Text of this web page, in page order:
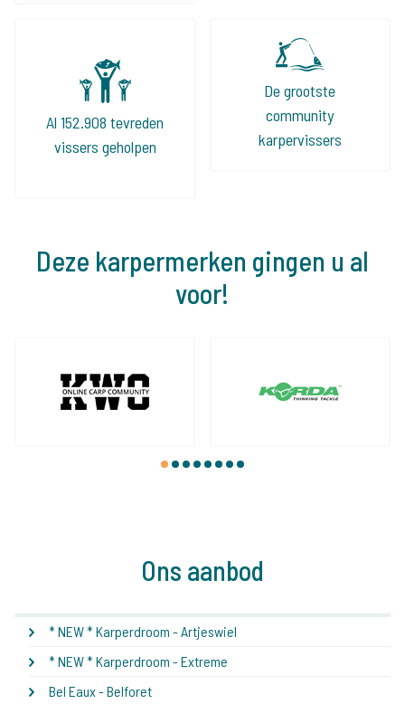
Al 152.908 tevreden
vissers geholpen
De grootste
community
karpervissers
Deze karpermerken gingen u al
voor!
1 2 3 4 5 6 7 8
Ons aanbod
* NEW * Karperdroom - Artjeswiel
* NEW * Karperdroom - Extreme
Bel Eaux - Belforet